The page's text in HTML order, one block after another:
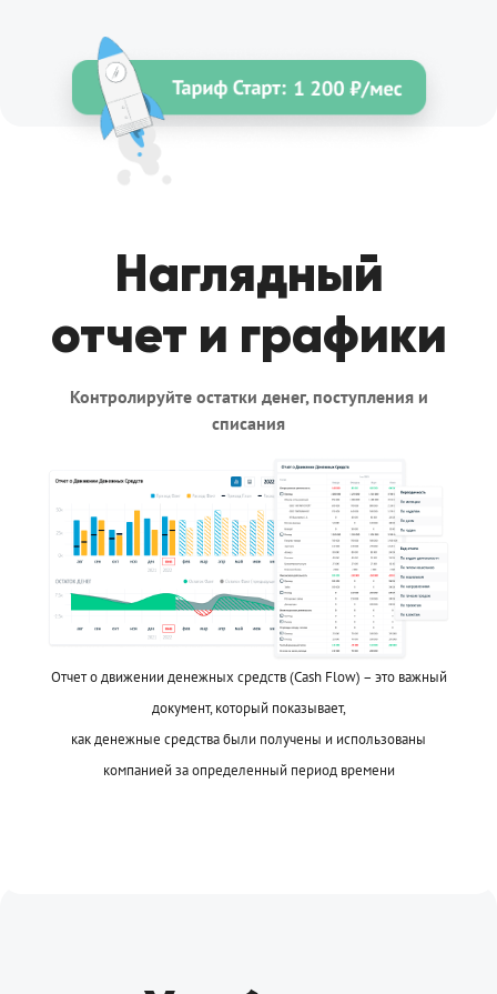
Наглядный
отчет и графики
Контролируйте остатки денег, поступления и
списания
Отчет о движении денежных средств (Cash Flow) – это важный
документ, который показывает,
как денежные средства были получены и использованы
компанией за определенный период времени